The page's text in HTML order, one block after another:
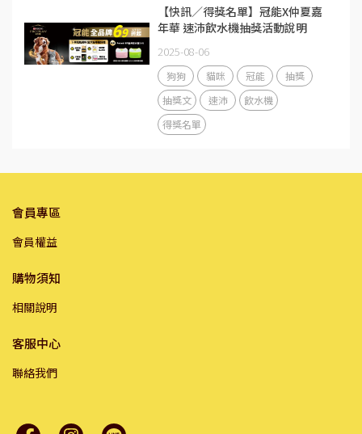
【快訊／得獎名單】冠能X仲夏嘉
年華 速沛飲水機抽獎活動說明
2025-08-06
狗狗 貓咪 冠能
抽獎
抽獎文
速沛
飲水機
得獎名單
會員專區
會員權益
購物須知
相關說明
客服中心
聯絡我們